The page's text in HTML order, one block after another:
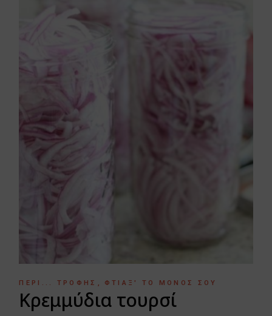
ΠΕΡΊ... ΤΡΟΦΉΣ ΦΤΙΆΞ' ΤΟ ΜΌΝΟΣ ΣΟΥ
Κρεμμύδια τουρσί